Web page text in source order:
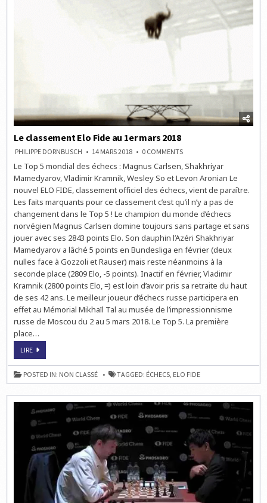
Le classement Elo Fide au 1er mars 2018
PHILIPPE DORNBUSCH 14 MARS 2018 0 COMMENTSON
CLASSEMENT
ELO
FIDE
1ER
MARS
2018
Le Top 5 mondial des échecs : Magnus Carlsen, Shakhriyar
Mamedyarov, Vladimir Kramnik, Wesley So et Levon Aronian Le
nouvel ELO FIDE, classement officiel des échecs, vient de paraître.
Les faits marquants pour ce classement c’est qu’il n’y a pas de
changement dans le Top 5 ! Le champion du monde d’échecs
norvégien Magnus Carlsen domine toujours sans partage et sans
jouer avec ses 2843 points Elo. Son dauphin l’Azéri Shakhriyar
Mamedyarov a lâché 5 points en Bundesliga en février (deux
nulles face à Gozzoli et Rauser) mais reste néanmoins à la
seconde place (2809 Elo, -5 points). Inactif en février, Vladimir
Kramnik (2800 points Elo, =) est loin d’avoir pris sa retraite du haut
de ses 42 ans. Le meilleur joueur d’échecs russe participera en
effet au Mémorial Mikhaïl Tal au musée de l’impressionnisme
russe de Moscou du 2 au 5 mars 2018. Le Top 5. La première
place…
LIRELE
ELO
FIDE
AU
1ER
POSTED IN: NON CLASSÉ TAGGED: ÉCHECS ELO FIDE